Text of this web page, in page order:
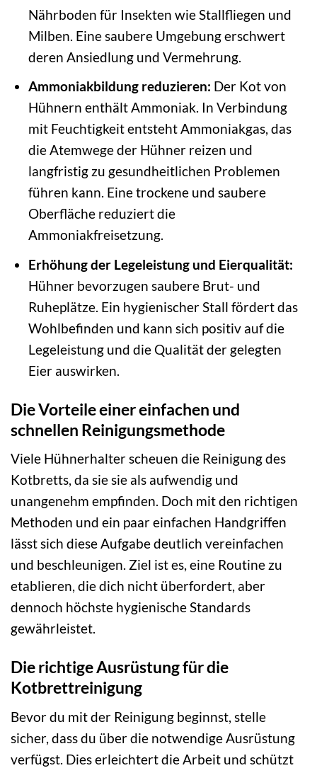
Nährboden für Insekten wie Stallfliegen und
Milben. Eine saubere Umgebung erschwert
deren Ansiedlung und Vermehrung.
Ammoniakbildung reduzieren: Der Kot von
Hühnern enthält Ammoniak. In Verbindung
mit Feuchtigkeit entsteht Ammoniakgas, das
die Atemwege der Hühner reizen und
langfristig zu gesundheitlichen Problemen
führen kann. Eine trockene und saubere
Oberfläche reduziert die
Ammoniakfreisetzung.
Erhöhung der Legeleistung und Eierqualität:
Hühner bevorzugen saubere Brut- und
Ruheplätze. Ein hygienischer Stall fördert das
Wohlbefinden und kann sich positiv auf die
Legeleistung und die Qualität der gelegten
Eier auswirken.
Die Vorteile einer einfachen und
schnellen Reinigungsmethode
Viele Hühnerhalter scheuen die Reinigung des
Kotbretts, da sie sie als aufwendig und
unangenehm empfinden. Doch mit den richtigen
Methoden und ein paar einfachen Handgriffen
lässt sich diese Aufgabe deutlich vereinfachen
und beschleunigen. Ziel ist es, eine Routine zu
etablieren, die dich nicht überfordert, aber
dennoch höchste hygienische Standards
gewährleistet.
Die richtige Ausrüstung für die
Kotbrettreinigung
Bevor du mit der Reinigung beginnst, stelle
sicher, dass du über die notwendige Ausrüstung
verfügst. Dies erleichtert die Arbeit und schützt